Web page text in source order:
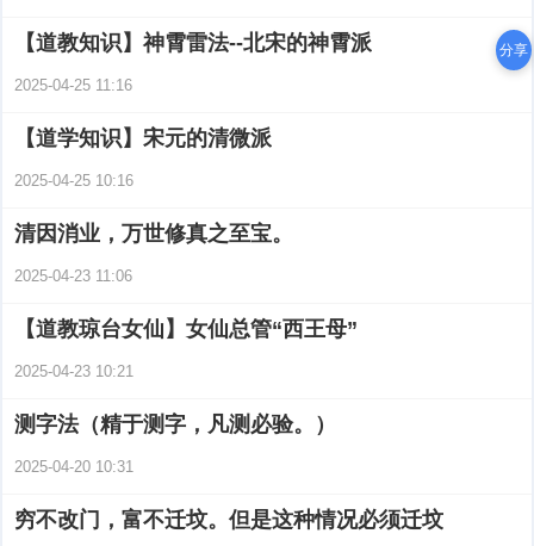
【道教知识】神霄雷法--北宋的神霄派
2025-04-25 11:16
【道学知识】宋元的清微派
2025-04-25 10:16
清因消业，万世修真之至宝。
2025-04-23 11:06
【道教琼台女仙】女仙总管“西王母”
2025-04-23 10:21
测字法（精于测字，凡测必验。）
2025-04-20 10:31
穷不改门，富不迁坟。但是这种情况必须迁坟
分享